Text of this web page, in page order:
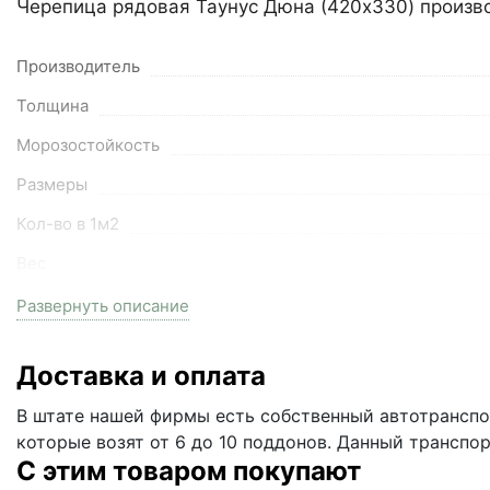
Черепица рядовая Таунус Дюна (420x330)
Производитель
Толщина
Морозостойкость
Размеры
Кол-во в 1м2
На поддоне
Серия
Вес поддона
Тип
Развернуть описание
Доставка и оплата
В штате нашей фирмы есть собственный
которые возят от 6 до 10 поддонов. Данный
С этим товаром покупают